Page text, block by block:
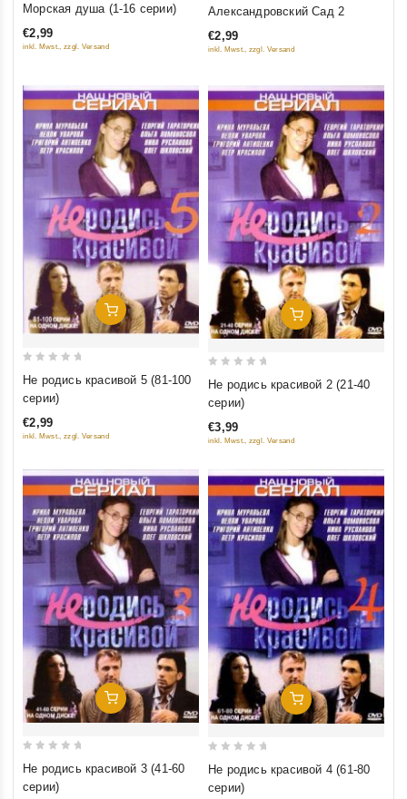
out
of
Морская душа (1-16 серии)
€2,99
inkl. Mwst., zzgl. Versand
of
Александровский Сад 2
€2,99
inkl. Mwst., zzgl. Versand
Добавить В Корзину
out
5
Не родись красивой 5 (81-100
серии)
€2,99
inkl. Mwst., zzgl. Versand
Добавить В Корзину
out
5
Не родись красивой 2 (21-40
серии)
€3,99
inkl. Mwst., zzgl. Versand
Добавить В Корзину
out
Не родись красивой 3 (41-60
серии)
Добавить В Корзину
out
Не родись красивой 4 (61-80
серии)